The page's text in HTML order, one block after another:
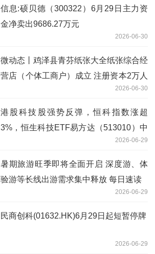
信息:硕贝德（300322）6月29日主力资
金净卖出9686.27万元
2026-06-30
微动态丨鸡泽县青芬纸张大全纸张综合经
营店（个体工商户）成立 注册资本2万人
2026-06-30
港股科技股强势反弹，恒科指数涨超
3%，恒生科技ETF易方达（513010）中
2026-06-29
暑期旅游旺季即将全面开启 深度游、体
验游等长线出游需求集中释放 每日速读
2026-06-29
民商创科(01632.HK)6月29日起短暂停牌
2026-06-29